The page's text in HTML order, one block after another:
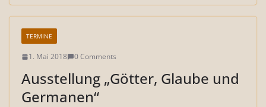
TERMINE
1. Mai 2018 0 Comments
Ausstellung „Götter, Glaube und
Germanen“